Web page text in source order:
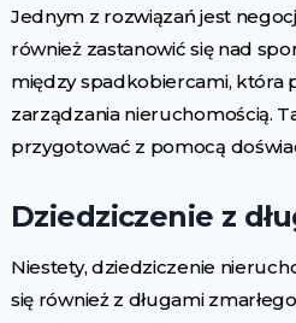
Jednym z rozwiązań jest
również zastanowić się nad
między spadkobiercami, która
zarządzania nieruchomością.
przygotować z pomocą
Dziedziczenie z
Niestety, dziedziczenie
się również z długami